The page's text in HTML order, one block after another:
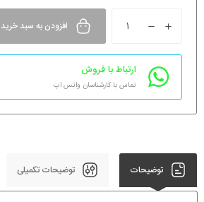
افزودن به سبد خرید
ارتباط با فروش
تماس با کارشناسان واتس اپ
توضیحات توضیحات تکمیلی